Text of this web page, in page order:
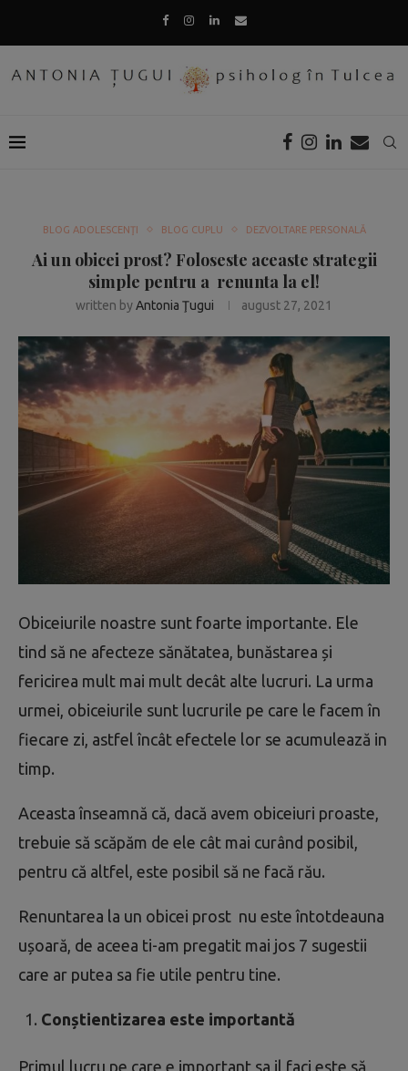
BLOG ADOLESCENŢI BLOG CUPLU DEZVOLTARE PERSONALĂ
Ai un obicei prost? Foloseste aceaste strategii
simple pentru a renunta la el!
written byAntonia Ţugui august 27, 2021
Obiceiurile noastre sunt foarte importante. Ele
tind să ne afecteze sănătatea, bunăstarea și
fericirea mult mai mult decât alte lucruri. La urma
urmei, obiceiurile sunt lucrurile pe care le facem în
fiecare zi, astfel încât efectele lor se acumulează in
timp.
Aceasta înseamnă că, dacă avem obiceiuri proaste,
trebuie să scăpăm de ele cât mai curând posibil,
pentru că altfel, este posibil să ne facă rău.
Renuntarea la un obicei prost nu este întotdeauna
ușoară, de aceea ti-am pregatit mai jos 7 sugestii
care ar putea sa fie utile pentru tine.
Conștientizarea este importantă
Primul lucru pe care e important sa il faci este să